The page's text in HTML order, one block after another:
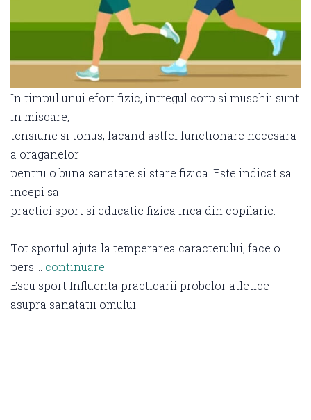
In timpul unui efort fizic, intregul corp si muschii sunt
in miscare,
tensiune si tonus, facand astfel functionare necesara
a oraganelor
pentru o buna sanatate si stare fizica. Este indicat sa
incepi sa
practici sport si educatie fizica inca din copilarie.
Tot sportul ajuta la temperarea caracterului, face o
pers…. continuare
Eseu sport Influenta practicarii probelor atletice
asupra sanatatii omului